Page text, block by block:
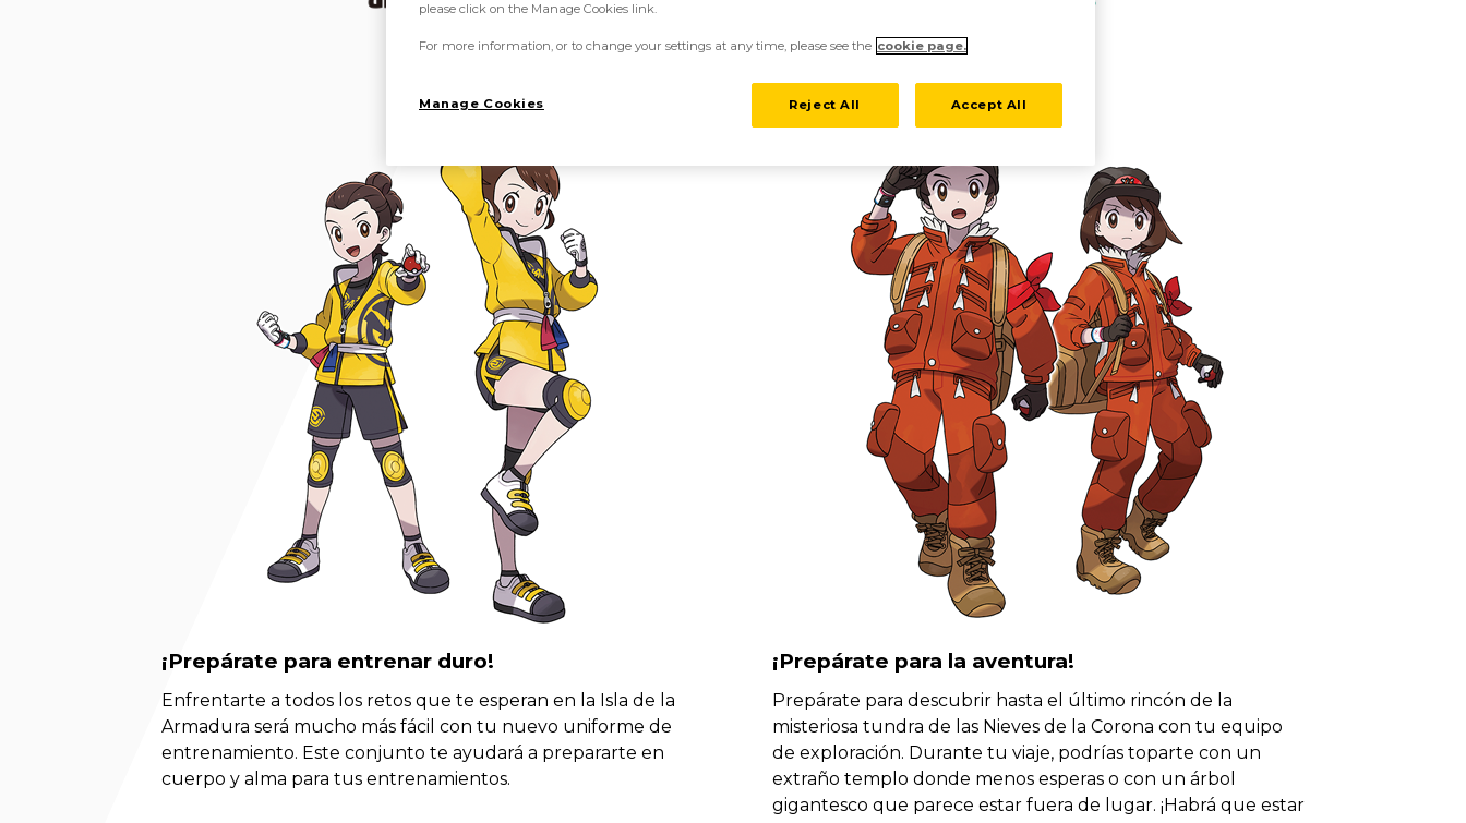
¡Prepárate para entrenar duro!
Enfrentarte a todos los retos que te esperan en la Isla de la
Armadura será mucho más fácil con tu nuevo uniforme de
entrenamiento. Este conjunto te ayudará a prepararte en
cuerpo y alma para tus entrenamientos.
¡Prepárate para la aventura!
Prepárate para descubrir hasta el último rincón de la
misteriosa tundra de las Nieves de la Corona con tu equipo
de exploración. Durante tu viaje, podrías toparte con un
extraño templo donde menos esperas o con un árbol
gigantesco que parece estar fuera de lugar. ¡Habrá que estar
please click on the Manage Cookies link.
For more information, or to change your settings at any time, please see the cookie page.
Manage Cookies Reject All Accept All